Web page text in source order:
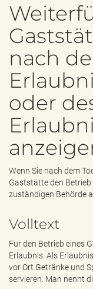
nach
oder
Wenn Sie nach dem
Gaststätte den
zuständigen Behörde
Volltext
Für den Betrieb eines
Erlaubnis. Als
vor Ort Getränke und
servieren. Man nennt